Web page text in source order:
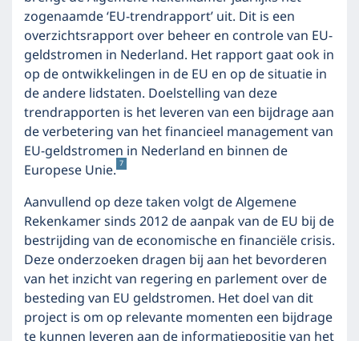
zogenaamde ‘EU-trendrapport’ uit. Dit is een
overzichtsrapport over beheer en controle van EU-
geldstromen in Nederland. Het rapport gaat ook in
op de ontwikkelingen in de EU en op de situatie in
de andere lidstaten. Doelstelling van deze
trendrapporten is het leveren van een bijdrage aan
de verbetering van het financieel management van
EU-geldstromen in Nederland en binnen de
Europese Unie. 7
Aanvullend op deze taken volgt de Algemene
Rekenkamer sinds 2012 de aanpak van de EU bij de
bestrijding van de economische en financiële crisis.
Deze onderzoeken dragen bij aan het bevorderen
van het inzicht van regering en parlement over de
besteding van EU geldstromen. Het doel van dit
project is om op relevante momenten een bijdrage